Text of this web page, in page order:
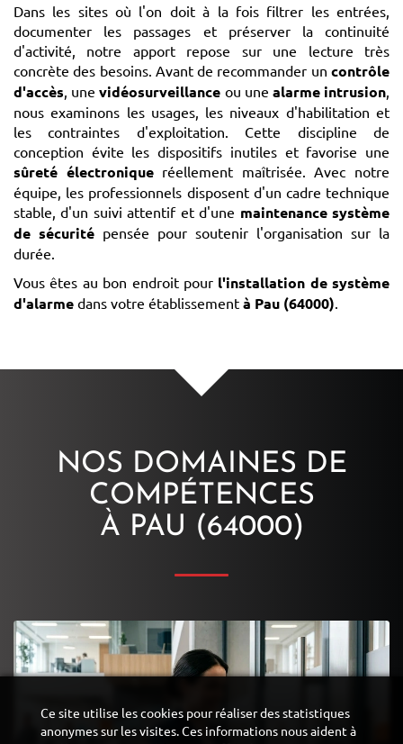
Dans les sites où l'on doit à la fois filtrer les entrées,
documenter les passages et préserver la continuité
d'activité, notre apport repose sur une lecture très
concrète des besoins. Avant de recommander un contrôle
d'accès , unevidéosurveillance ou une alarme intrusion
nous examinons les usages, les niveaux d'habilitation et
les contraintes d'exploitation. Cette discipline de
conception évite les dispositifs inutiles et favorise une
sûreté électroniqueréellement maîtrisée. Avec notre
équipe, les professionnels disposent d'un cadre technique
stable, d'un suivi attentif et d'une maintenance système
de sécurité pensée pour soutenir l'organisation sur la
durée.
Vous êtes au bon endroit pour l'installation de système
d'alarme dans votre établissement à Pau (64000)
NOS DOMAINES DE
COMPÉTENCES
À PAU (64000)
Ce site utilise les cookies pour réaliser des statistiques
anonymes sur les visites. Ces informations nous aident à